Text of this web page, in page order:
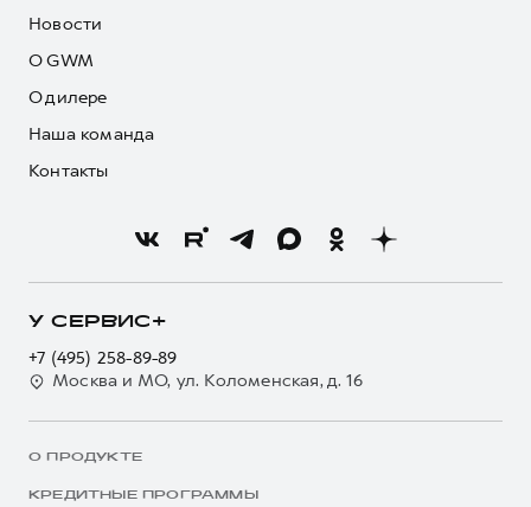
Новости
О GWM
О дилере
Наша команда
Контакты
У СЕРВИС+
+7 (495) 258-89-89
Москва и МО, ул. Коломенская, д. 16
О ПРОДУКТЕ
КРЕДИТНЫЕ ПРОГРАММЫ